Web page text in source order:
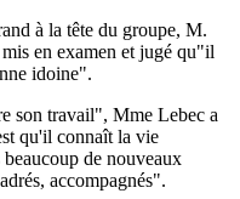
à la tête du groupe, M.
en examen et jugé qu"il
idoine".
son travail", Mme Lebec a
qu'il connaît la vie
de nouveaux
accompagnés".